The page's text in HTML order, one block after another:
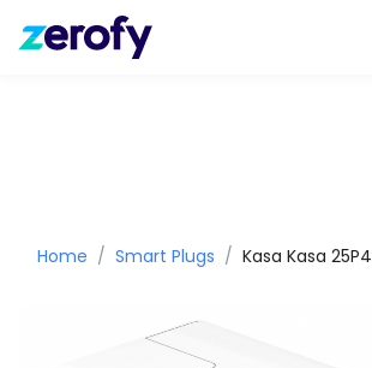
Home Smart Plugs Kasa Kasa 25P4